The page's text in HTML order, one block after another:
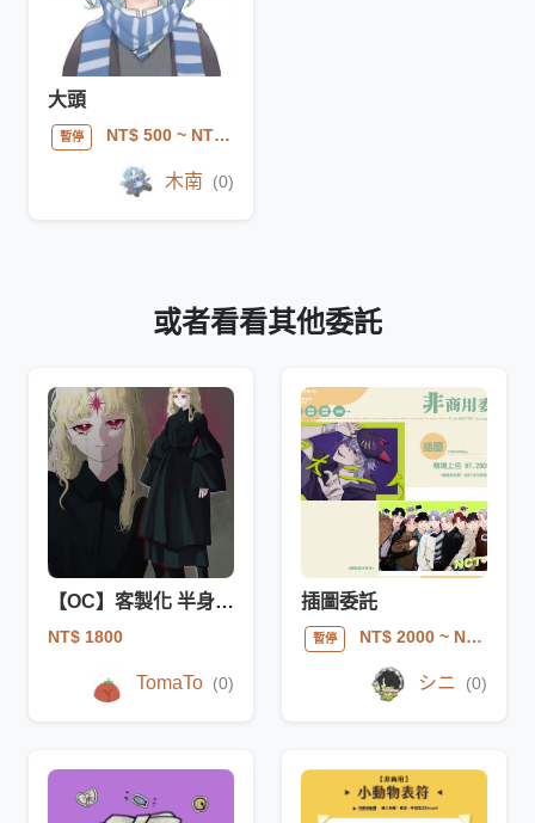
大頭
暫停 NT$ 500~ NT$ 600
木南 (0)
或者看看其他委託
【OC】客製化 半身+全身
NT$ 1800
TomaTo (0)
插圖委託
暫停 NT$ 2000~ NT$ 5000
シニ (0)